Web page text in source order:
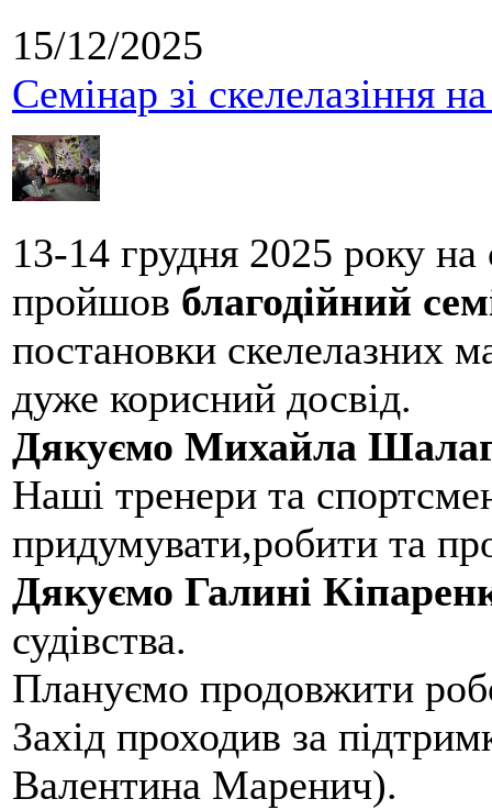
15/12/2025
Семінар зі скелелазіння
13-14 грудня 2025 року
пройшов благодійний
постановки скелелазних
дуже корисний досвід.
Дякуємо Михайла
Наші тренери та
придумувати,робити та
Дякуємо Галині
судівства.
Плануємо продовжити
Захід проходив за
Валентина Маренич).